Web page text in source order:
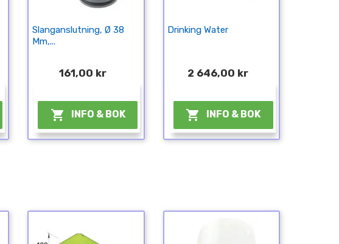
Slanganslutning, Ø 38
Mm,...
161,00 kr
 INFO & BOK
Drinking Water
2 646,00 kr
 INFO & BOK